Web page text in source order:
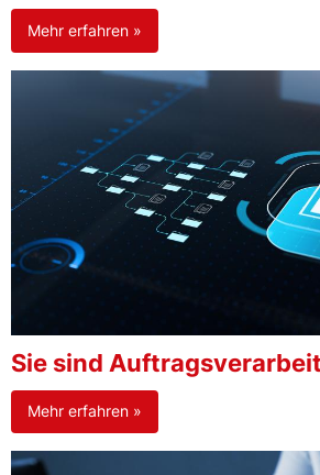
Mehr erfahren »
Sie sind
Mehr erfahren »